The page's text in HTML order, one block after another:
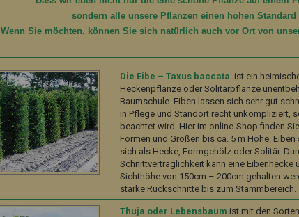
sondern alle unsere Pflanzen einen hohen
Wenn Sie möchten, können Sie sich natürlich auch vor Ort von
Die Eibe – Taxus baccata ist ein
Heckenpflanze oder Solitärpflanze
Baumschule. Eiben lassen sich sehr gut
in Pflege und Standort recht unkompliziert,
beachtet wird. Hier im online-Shop finden
Formen und Größen bis ca. 5 m Höhe.
sich als Hecke, Formgehölz oder Solitär.
Schnittverträglichkeit kann eine Eibenhecke
Sichthöhe von 150cm – 200cm gehalten
starke Rückschnitte bis zum Stammbereich.
Thuja oder Lebensbaum ist mit den